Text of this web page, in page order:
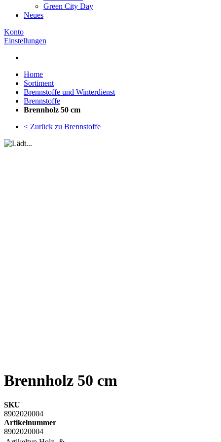
Green City Day
Neues
Konto
Einstellungen
Home
Sortiment
Brennstoffe und Winterdienst
Brennstoffe
Brennholz 50 cm
< Zurück zu Brennstoffe
Brennholz 50 cm
SKU
8902020004
Artikelnummer
8902020004